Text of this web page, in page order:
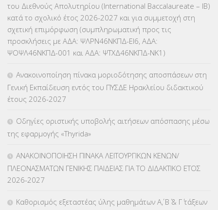
ΕΥΡΩΠΑΪΚΑ ΠΡΟΓΡΑΜΜΑΤΑ(230)
ΚΕΣΥ (60)
ΚΕΣΥΠ(109)
ΚΠγ – ΚΡΑΤΙΚΟ ΠΙΣΤΟΠΟΙΗΤΙΚΟ ΓΛΩΣΣΟΜΑΘΕΙΑΣ(135)
ΚΠπ- ΚΡΑΤΙΚΟ ΠΙΣΤΟΠΟΙΗΤΙΚΟ ΠΛΗΡΟΦΟΡΙΚΗΣ
ΛΟΙΠΑ(309)
ΜΕΤΑΘΕΣΕΙΣ-ΤΟΠΟΘΕΤΗΣΕΙΣ ΒΕΛΤΙΩΣΕΙΣ(319)
του Διεθνούς Απολυτηρίου (International Baccalaureate – IB)
κατά το σχολικό έτος 2026-2027 και για συμμετοχή στη
σχετική επιμόρφωση (συμπληρωματική προς τις
προσκλήσεις με ΑΔΑ: ΨΛΡΝ46ΝΚΠΔ-ΕΙ6, ΑΔΑ:
ΨΟΨΛ46ΝΚΠΔ-001 και ΑΔΑ: ΨΤΧΔ46ΝΚΠΔ-ΝΚ1)
Ανακοινοποίηση πίνακα μοριοδότησης αποσπάσεων στη
Γενική Εκπαίδευση εντός του ΠΥΣΔΕ Ηρακλείου διδακτικού
έτους 2026-2027
Οδηγίες οριστικής υποβολής αιτήσεων απόσπασης μέσω
της εφαρμογής «Thyrida»
ΑΝΑΚΟΙΝΟΠΟΙΗΣΗ ΠΙΝΑΚΑ ΛΕΙΤΟΥΡΓΙΚΩΝ ΚΕΝΩΝ/
ΠΛΕΟΝΑΣΜΑΤΩΝ ΓΕΝΙΚΗΣ ΠΑΙΔΕΙΑΣ ΓΙΑ ΤΟ ΔΙΔΑΚΤΙΚΟ ΕΤΟΣ
2026-2027
Καθορισμός εξεταστέας ύλης μαθημάτων Α΄, Β΄ & Γ΄ τάξεων